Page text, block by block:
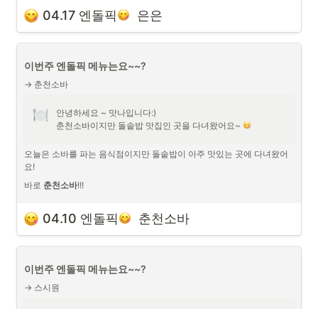
조금 이르게 가시는게 좋아요~!
텐동과 장어덮밥!
은은 위치
04.17 엔돌픽
  은은
이번주 엔돌픽 메뉴는요~~?
→ 춘천소바
안녕하세요 ~ 맛나입니다:)
춘천소바이지만 돌솥밥 맛집인 곳을 다녀왔어요~
오늘은 소바를 파는 음식점이지만 돌솥밥이 아주 맛있는 곳에 다녀왔어
요!
바로 춘천소바!!!
저희는 예약을 하고 방문했지만 점심에는 엄청 바쁘니 조금 서둘러 가시
는게 좋아요~!
소바와 돌솥밥 그리고 돈까스 까지 음식 메뉴는 아주 다양했어요~!
04.10 엔돌픽
  춘천소바
이번주 엔돌픽 메뉴는요~~?
→ 스시원